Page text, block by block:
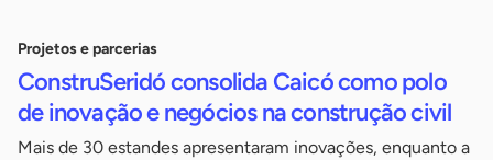
Projetos e parcerias
ConstruSeridó consolida Caicó como polo
de inovação e negócios na construção civil
Mais de 30 estandes apresentaram inovações, enquanto a